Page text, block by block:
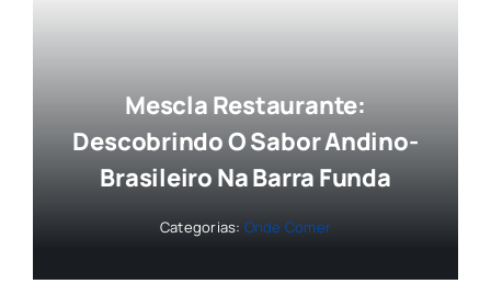
Mescla Restaurante:
Descobrindo O Sabor Andino-
Brasileiro Na Barra Funda
Categorias: Onde Comer